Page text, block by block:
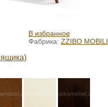
В избранное
Фабрика: ZZIBO MOBILI
ящика)